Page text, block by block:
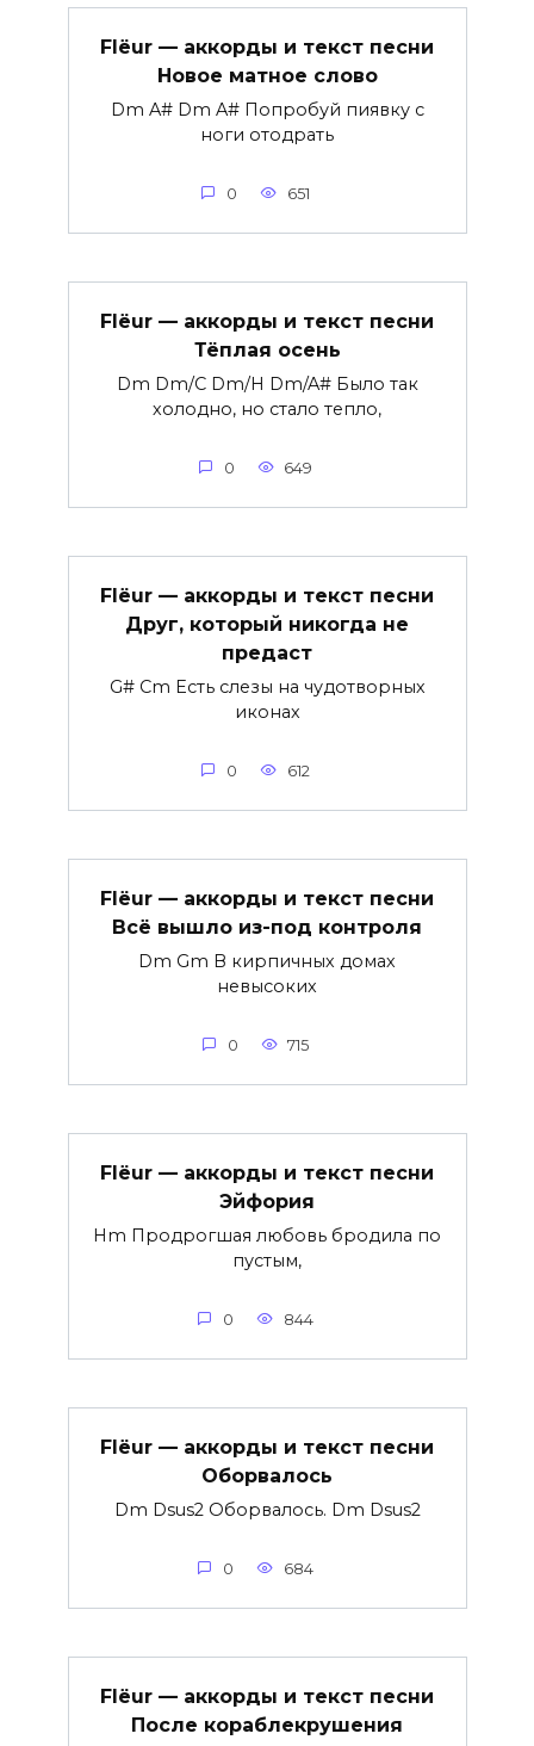
Flëur — аккорды и текст песни
Новое матное слово
Dm A# Dm A# Попробуй пиявку с
ноги отодрать
0 651
Flëur — аккорды и текст песни
Тёплая осень
Dm Dm/C Dm/H Dm/A# Было так
холодно, но стало тепло,
0 649
Flëur — аккорды и текст песни
Друг, который никогда не
предаст
G# Cm Есть слезы на чудотворных
иконах
0 612
Flëur — аккорды и текст песни
Всё вышло из-под контроля
Dm Gm В кирпичных домах
невысоких
0 715
Flëur — аккорды и текст песни
Эйфория
Hm Продрогшая любовь бродила по
пустым,
0 844
Flëur — аккорды и текст песни
Оборвалось
Dm Dsus2 Оборвалось. Dm Dsus2
0 684
Flëur — аккорды и текст песни
После кораблекрушения